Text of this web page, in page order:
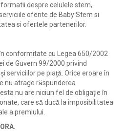
despre celulele stem,
oferite de Baby Stem si
si ofertele partenerilor.
conformitate cu Legea 650/2002
de Guvern 99/2000 privind
serviciilor pe piaţă. Orice eroare în
nu atrage răspunderea
nu are niciun fel de obligaţie în
care să ducă la imposibilitatea
a premiului.